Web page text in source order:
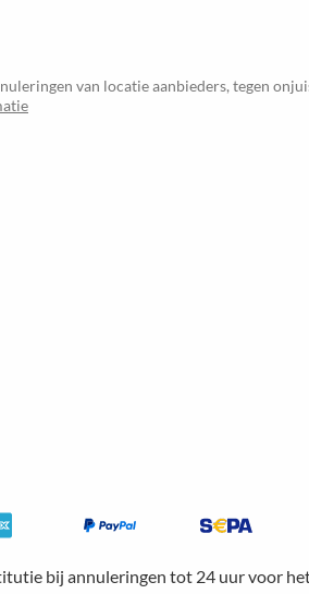
van locatie aanbieders, tegen
bij annuleringen tot 24 uur voor